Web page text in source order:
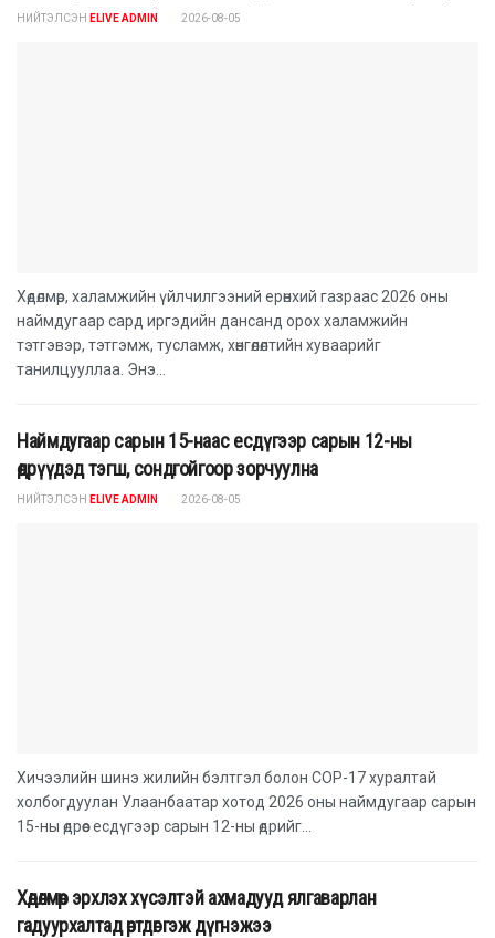
НИЙТЭЛСЭН ELIVE ADMIN 2026-08-05
Хөдөлмөр, халамжийн үйлчилгээний ерөнхий газраас 2026 оны
наймдугаар сард иргэдийн дансанд орох халамжийн
тэтгэвэр, тэтгэмж, тусламж, хөнгөлөлтийн хуваарийг
танилцууллаа. Энэ...
Наймдугаар сарын 15-наас есдүгээр сарын 12-ны
өдрүүдэд тэгш, сондгойгоор зорчуулна
НИЙТЭЛСЭН ELIVE ADMIN 2026-08-05
Хичээлийн шинэ жилийн бэлтгэл болон COP-17 хуралтай
холбогдуулан Улаанбаатар хотод 2026 оны наймдугаар сарын
15-ны өдрөөс есдүгээр сарын 12-ны өдрийг...
Хөдөлмөр эрхлэх хүсэлтэй ахмадууд ялгаварлан
гадуурхалтад өртдөг гэж дүгнэжээ